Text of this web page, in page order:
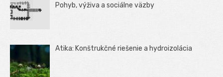
Pohyb, výživa a sociálne väzby
Atika: Konštrukčné riešenie a hydroizolácia